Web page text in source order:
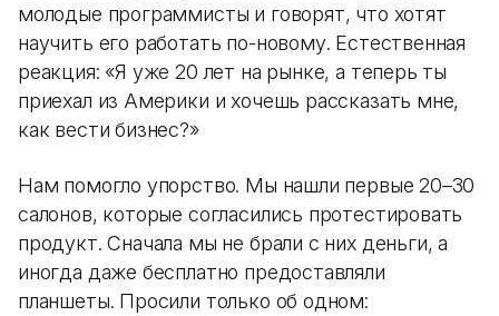
молодые программисты и говорят, что хотят
научить его работать по-новому. Естественная
реакция: «Я уже 20 лет на рынке, а теперь ты
приехал из Америки и хочешь рассказать мне,
как вести бизнес?»
Нам помогло упорство. Мы нашли первые 20–30
салонов, которые согласились протестировать
продукт. Сначала мы не брали с них деньги, а
иногда даже бесплатно предоставляли
планшеты. Просили только об одном: